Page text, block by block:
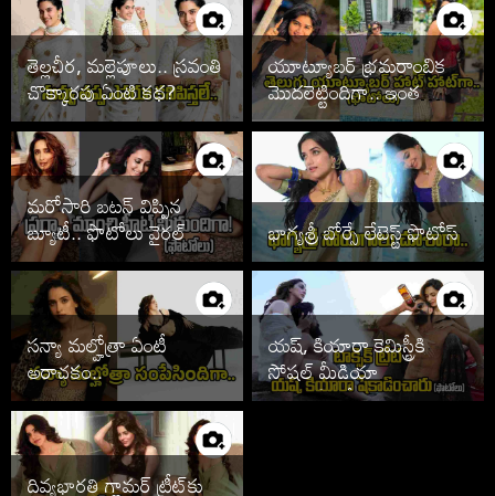
తెల్లచీర, మల్లెపూలు.. స్రవంతి
చొక్కారపు ఏంటి కథ?
యూట్యూబర్ భ్రమరాంబిక
మొదలెట్టిందిగా.. ఇంత
హాట్‌గానా
మరోసారి బటన్ విప్పిన
బ్యూటీ.. ఫొటోలు వైరల్ భాగ్యశ్రీ బోర్సే లేటెస్ట్ ఫొటోస్
సన్యా మల్హోత్రా ఏంటీ
అరాచకం..
యష్, కియారా కెమిస్ట్రీకి
సోషల్ మీడియా
తగలడిపోతోందిగా..
దివ్యభారతి గ్లామర్ ట్రీట్‌కు